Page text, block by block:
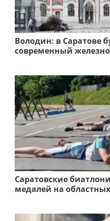
Володин: в Саратове
современный
Саратовские
медалей на